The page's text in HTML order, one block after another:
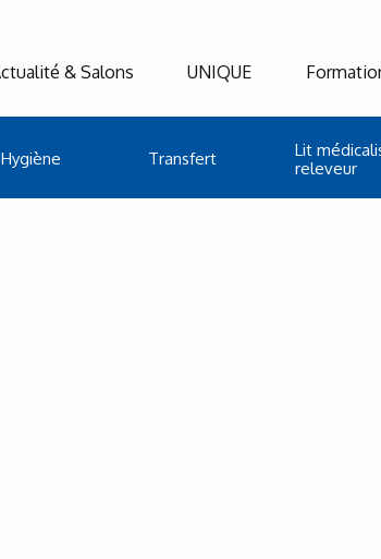
Hygiène Transfert
Lit
releveur
& Salons UNIQUE